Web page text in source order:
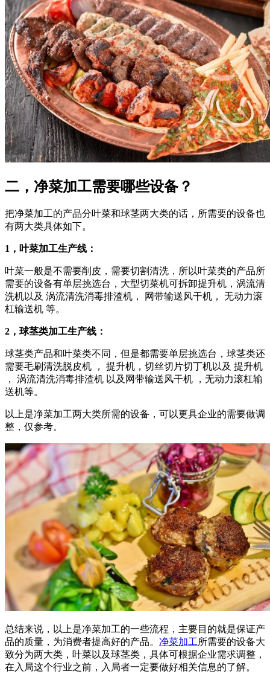
二，净菜加工需要哪些设备？
把净菜加工的产品分叶菜和球茎两大类的话，所需要的设备也
有两大类具体如下。
1，叶菜加工生产线：
叶菜一般是不需要削皮，需要切割清洗，所以叶菜类的产品所
需要的设备有单层挑选台，大型切菜机可拆卸提升机，涡流清
洗机以及 涡流清洗消毒排渣机， 网带输送风干机， 无动力滚
杠输送机 等。
2，球茎类加工生产线：
球茎类产品和叶菜类不同，但是都需要单层挑选台，球茎类还
需要毛刷清洗脱皮机 ， 提升机，切丝切片切丁机以及 提升机
， 涡流清洗消毒排渣机 以及网带输送风干机 ，无动力滚杠输
送机等。
以上是净菜加工两大类所需的设备，可以更具企业的需要做调
整，仅参考。
总结来说，以上是净菜加工的一些流程，主要目的就是保证产
品的质量，为消费者提高好的产品。 净菜加工所需要的设备大
致分为两大类，叶菜以及球茎类，具体可根据企业需求调整，
在入局这个行业之前，入局者一定要做好相关信息的了解。